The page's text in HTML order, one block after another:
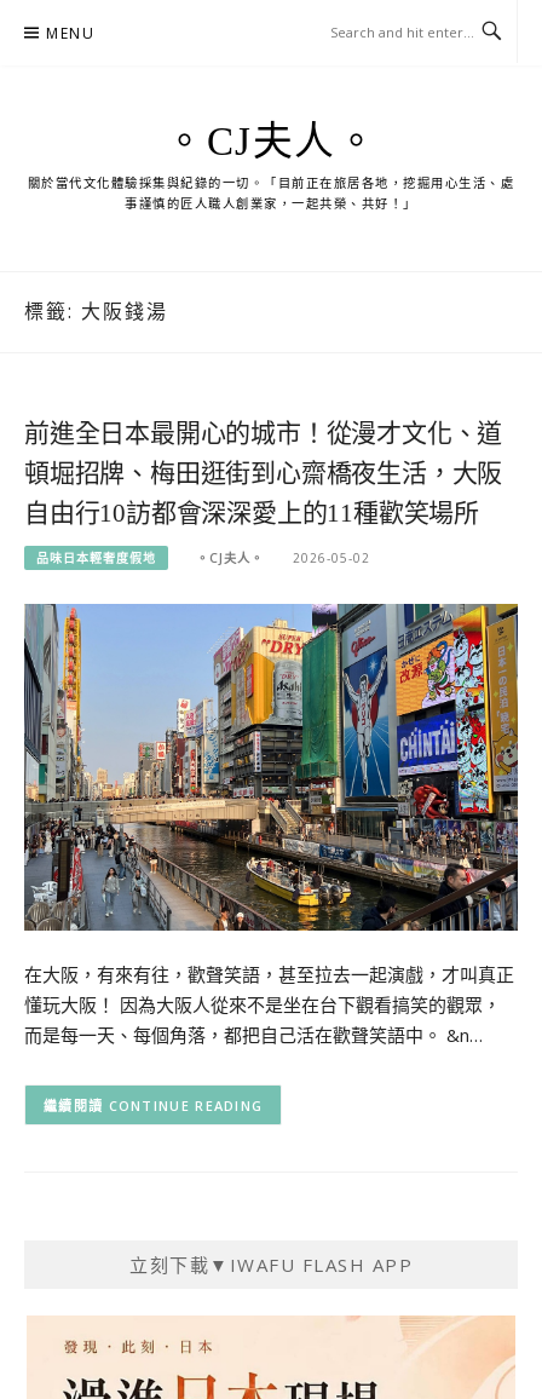
MENU
。CJ夫人。
關於當代文化體驗採集與紀錄的一切。「目前正在旅居各地，挖掘用心生活、處
事謹慎的匠人職人創業家，一起共榮、共好！」
標籤: 大阪錢湯
前進全日本最開心的城市！從漫才文化、道
頓堀招牌、梅田逛街到心齋橋夜生活，大阪
自由行10訪都會深深愛上的11種歡笑場所
品味日本輕奢度假地 。CJ夫人。 2026-05-02
在大阪，有來有往，歡聲笑語，甚至拉去一起演戲，才叫真正
懂玩大阪！ 因為大阪人從來不是坐在台下觀看搞笑的觀眾，
而是每一天、每個角落，都把自己活在歡聲笑語中。 &n…
CONTINUE READING
立刻下載▼IWAFU FLASH APP